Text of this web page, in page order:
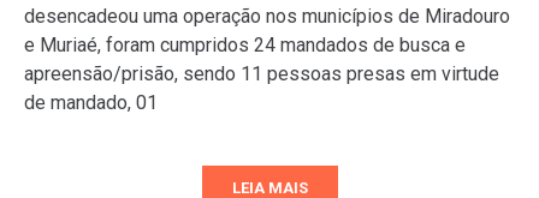
desencadeou uma operação nos municípios de Miradouro
e Muriaé, foram cumpridos 24 mandados de busca e
apreensão/prisão, sendo 11 pessoas presas em virtude
de mandado, 01
LEIA MAIS